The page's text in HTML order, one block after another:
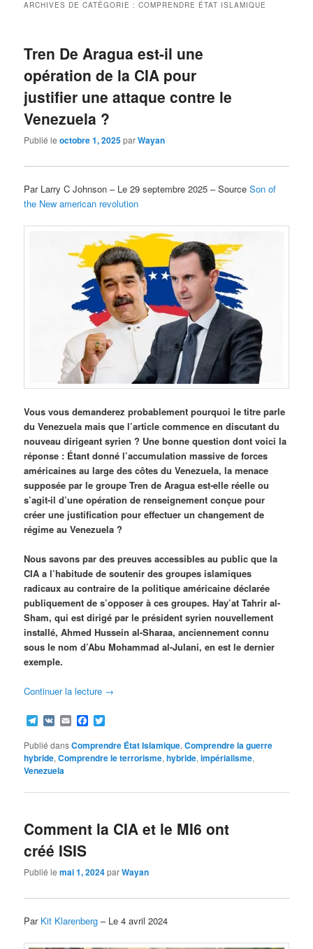
ARCHIVES DE CATÉGORIE :COMPRENDRE ÉTAT ISLAMIQUE
Tren De Aragua est-il une
opération de la CIA pour
justifier une attaque contre le
Venezuela ?
Publié leoctobre 1, 2025parWayan
Par Larry C Johnson – Le 29 septembre 2025 – SourceSon of
the New american revolution
Vous vous demanderez probablement pourquoi le titre parle
du Venezuela mais que l’article commence en discutant du
nouveau dirigeant syrien ? Une bonne question dont voici la
réponse : Étant donné l’accumulation massive de forces
américaines au large des côtes du Venezuela, la menace
supposée par le groupe Tren de Aragua est-elle réelle ou
s’agit-il d’une opération de renseignement conçue pour
créer une justification pour effectuer un changement de
régime au Venezuela ?
Nous savons par des preuves accessibles au public que la
CIA a l’habitude de soutenir des groupes islamiques
radicaux au contraire de la politique américaine déclarée
publiquement de s’opposer à ces groupes. Hay’at Tahrir al-
Sham, qui est dirigé par le président syrien nouvellement
installé, Ahmed Hussein al-Sharaa, anciennement connu
sous le nom d’Abu Mohammad al-Julani, en est le dernier
exemple.
Continuer la lecture →
Telegram
VK EmailFacebook
Publié dansComprendre État Islamique,Comprendre la guerre
hybride,Comprendre le terrorisme,hybride,impérialisme,
Venezuela
Comment la CIA et le MI6 ont
créé ISIS
Publié lemai 1, 2024parWayan
Par Kit Klarenberg – Le 4 avril 2024